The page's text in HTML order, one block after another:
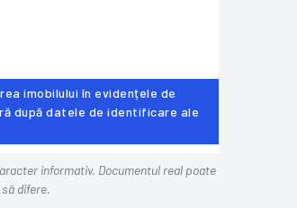
imobilului în evidențele de
după datele de identificare ale
informativ. Documentul real poate
să difere.